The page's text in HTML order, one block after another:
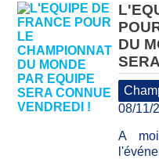
DU
08/11/
A